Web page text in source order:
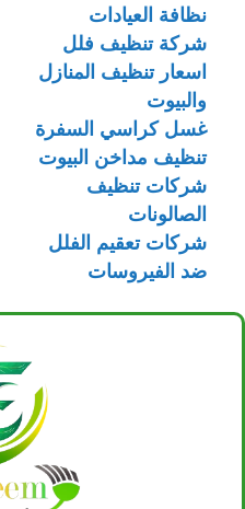
نظافة العيادات
شركة تنظيف فلل
اسعار تنظيف المنازل
والبيوت
غسل كراسي السفرة
تنظيف مداخن البيوت
شركات تنظيف
الصالونات
شركات تعقيم الفلل
ضد الفيروسات